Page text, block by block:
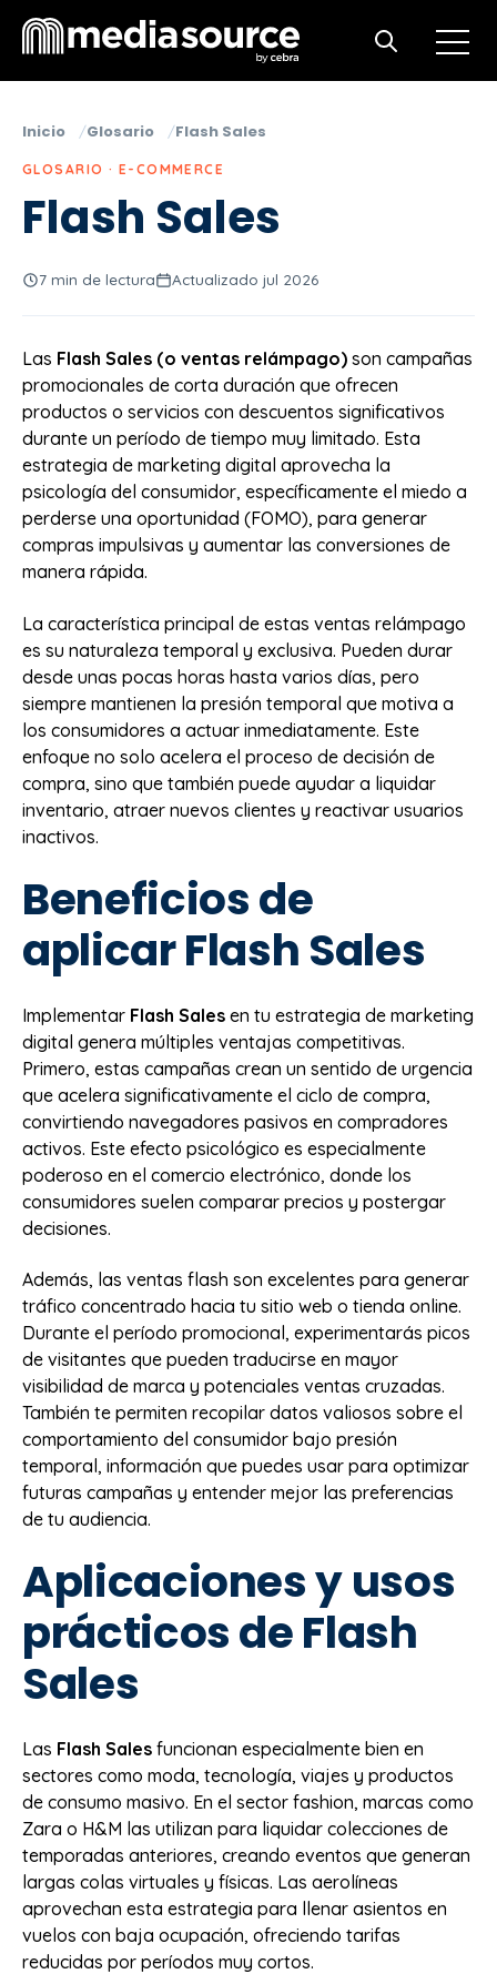
Open
Open search
Inicio Glosario Flash Sales
GLOSARIO · E-COMMERCE
Flash Sales
7 min de lectura Actualizado jul 2026
Las Flash Sales (o ventas relámpago) son campañas
promocionales de corta duración que ofrecen
productos o servicios con descuentos significativos
durante un período de tiempo muy limitado. Esta
estrategia de marketing digital aprovecha la
psicología del consumidor, específicamente el miedo a
perderse una oportunidad (FOMO), para generar
compras impulsivas y aumentar las conversiones de
manera rápida.
La característica principal de estas ventas relámpago
es su naturaleza temporal y exclusiva. Pueden durar
desde unas pocas horas hasta varios días, pero
siempre mantienen la presión temporal que motiva a
los consumidores a actuar inmediatamente. Este
enfoque no solo acelera el proceso de decisión de
compra, sino que también puede ayudar a liquidar
inventario, atraer nuevos clientes y reactivar usuarios
inactivos.
Beneficios de
aplicar Flash Sales
Implementar Flash Sales en tu estrategia de marketing
digital genera múltiples ventajas competitivas.
Primero, estas campañas crean un sentido de urgencia
que acelera significativamente el ciclo de compra,
convirtiendo navegadores pasivos en compradores
activos. Este efecto psicológico es especialmente
poderoso en el comercio electrónico, donde los
consumidores suelen comparar precios y postergar
decisiones.
Además, las ventas flash son excelentes para generar
tráfico concentrado hacia tu sitio web o tienda online.
Durante el período promocional, experimentarás picos
de visitantes que pueden traducirse en mayor
visibilidad de marca y potenciales ventas cruzadas.
También te permiten recopilar datos valiosos sobre el
comportamiento del consumidor bajo presión
temporal, información que puedes usar para optimizar
futuras campañas y entender mejor las preferencias
de tu audiencia.
Aplicaciones y usos
prácticos de Flash
Sales
Las Flash Sales funcionan especialmente bien en
sectores como moda, tecnología, viajes y productos
de consumo masivo. En el sector fashion, marcas como
Zara o H&M las utilizan para liquidar colecciones de
temporadas anteriores, creando eventos que generan
largas colas virtuales y físicas. Las aerolíneas
aprovechan esta estrategia para llenar asientos en
vuelos con baja ocupación, ofreciendo tarifas
reducidas por períodos muy cortos.